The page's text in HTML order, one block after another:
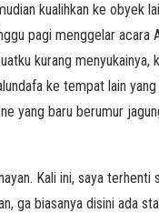
kualihkan ke obyek
pagi menggelar acara
kurang
ke tempat lain
yang baru berumur
Kali ini, saya
ga biasanya disini ada